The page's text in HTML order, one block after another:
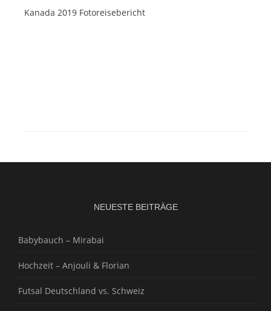
Kanada 2019 Fotoreisebericht
NEUESTE BEITRÄGE
Babybauch – Mirabai
Hochzeit – Anjouli & Florian
Futsal Deutschland vs. Schweiz